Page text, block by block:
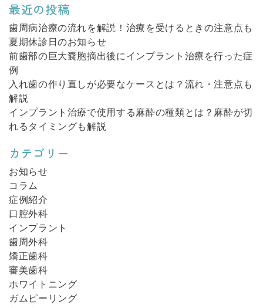
ゲ
ー
シ
ョ
ン
最近の投稿
歯周病治療の流れを解説！治療を受けるときの注意点も
夏期休診日のお知らせ
前歯部の巨大嚢胞摘出後にインプラント治療を行った症
例
入れ歯の作り直しが必要なケースとは？流れ・注意点も
解説
インプラント治療で使用する麻酔の種類とは？麻酔が切
れるタイミングも解説
カテゴリー
お知らせ
コラム
症例紹介
口腔外科
インプラント
歯周外科
矯正歯科
審美歯科
ホワイトニング
ガムピーリング